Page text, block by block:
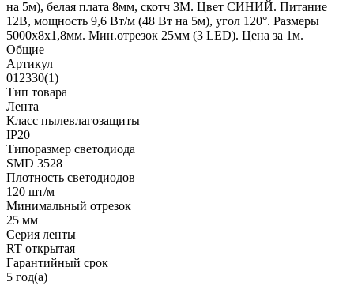
на 5м), белая плата 8мм, скотч 3М. Цвет СИНИЙ. Питание
12В, мощность 9,6 Вт/м (48 Вт на 5м), угол 120°. Размеры
5000х8х1,8мм. Мин.отрезок 25мм (3 LED). Цена за 1м.
Общие
Артикул
012330(1)
Тип товара
Лента
Класс пылевлагозащиты
IP20
Типоразмер светодиода
SMD 3528
Плотность светодиодов
120 шт/м
Минимальный отрезок
25 мм
Серия ленты
RT открытая
Гарантийный срок
5 год(а)